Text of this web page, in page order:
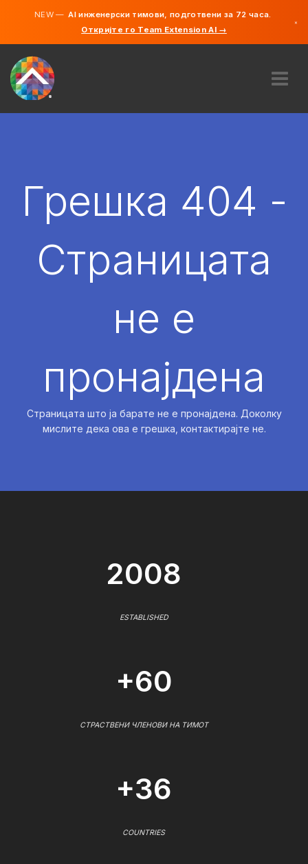
NEW —AI инженерски тимови, подготвени за 72 часа.
Откријте го Team Extension AI →
×
АНГАЖИРАЈ
Грешка 404 -
Страницата
не е
пронајдена
Страницата што ја барате не е пронајдена. Доколку
мислите дека ова е грешка, контактирајте не.
2008
ESTABLISHED
+60
СТРАСТВЕНИ ЧЛЕНОВИ НА ТИМОТ
+36
COUNTRIES